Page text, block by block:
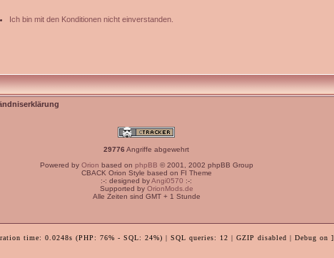
Ich bin mit den Konditionen nicht einverstanden.
29776 Angriffe abgewehrt
Powered by Orion based on phpBB © 2001, 2002 phpBB Group
CBACK Orion Style based on FI Theme
:-: designed byAngi0570 :-:
Supported by OrionMods.de
Alle Zeiten sind GMT + 1 Stunde
time: 0.0248s (PHP: 76% - SQL: 24%) | SQL queries: 12 | GZIP disabled | Debug on ]